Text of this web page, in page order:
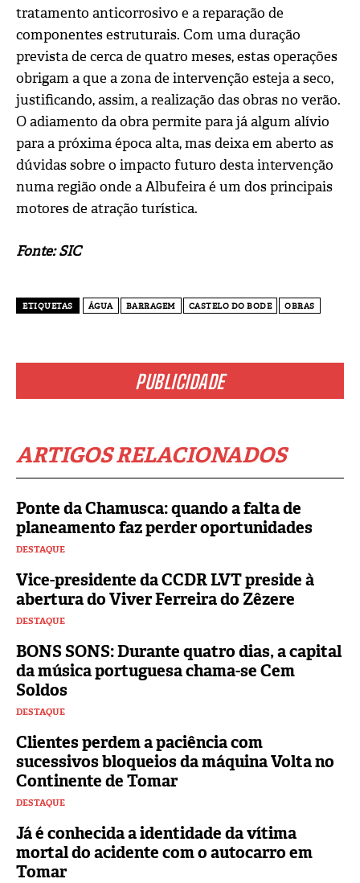
PUBLICIDADE
ARTIGOS RELACIONADOS
Ponte da Chamusca: quando a falta de
planeamento faz perder oportunidades
DESTAQUE
Vice-presidente da CCDR LVT preside à
abertura do Viver Ferreira do Zêzere
DESTAQUE
BONS SONS: Durante quatro dias, a capital
da música portuguesa chama-se Cem
Soldos
DESTAQUE
Clientes perdem a paciência com
sucessivos bloqueios da máquina Volta no
Continente de Tomar
DESTAQUE
Já é conhecida a identidade da vítima
mortal do acidente com o autocarro em
Tomar
tratamento anticorrosivo e a reparação de
componentes estruturais. Com uma duração
prevista de cerca de quatro meses, estas operações
obrigam a que a zona de intervenção esteja a seco,
justificando, assim, a realização das obras no verão.
O adiamento da obra permite para já algum alívio
para a próxima época alta, mas deixa em aberto as
dúvidas sobre o impacto futuro desta intervenção
numa região onde a Albufeira é um dos principais
motores de atração turística.
Fonte: SIC
ETIQUETAS ÁGUA BARRAGEM CASTELO DO BODE OBRAS